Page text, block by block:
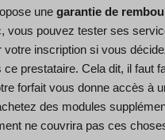
une garantie de
vous pouvez tester ses
votre inscription si vous
ce prestataire. Cela dit, il faut
forfait vous donne accès à
des modules
ne couvrira pas ces